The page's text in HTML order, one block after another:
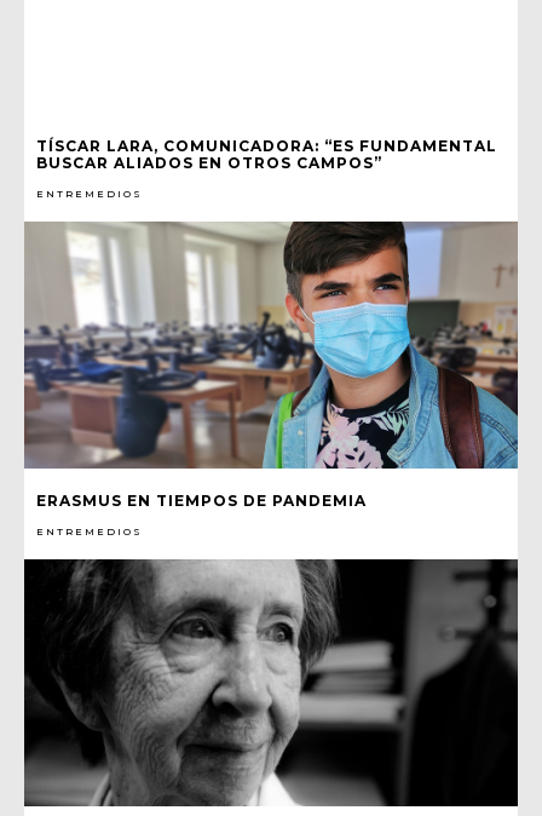
TÍSCAR LARA, COMUNICADORA: “ES FUNDAMENTAL
BUSCAR ALIADOS EN OTROS CAMPOS”
ENTREMEDIOS
ERASMUS EN TIEMPOS DE PANDEMIA
ENTREMEDIOS